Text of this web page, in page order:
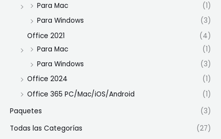
Para Mac
(1)
Para Windows
(3)
Office 2021
(4)
Para Mac
(1)
Para Windows
(3)
Office 2024
(1)
Office 365 PC/Mac/iOS/Android
(1)
Paquetes
(3)
Todas las Categorías
(27)